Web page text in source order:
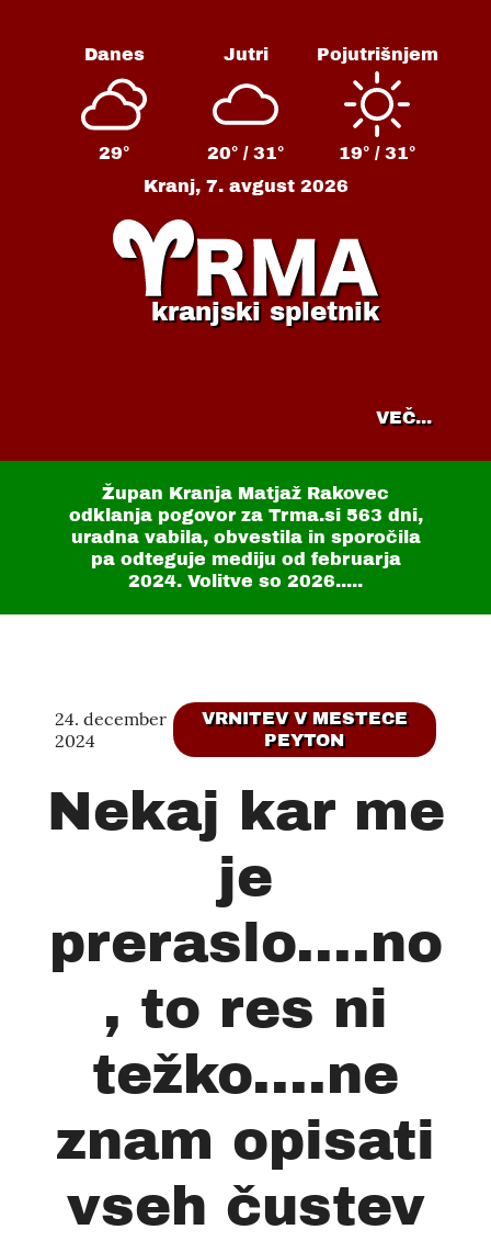
Danes
29°
Jutri
20° / 31°
Pojutrišnjem
19° / 31°
Kranj, 7. avgust 2026
kranjski spletnik
VEČ...
Župan Kranja Matjaž Rakovec
odklanja pogovor za Trma.si 563 dni,
uradna vabila, obvestila in sporočila
pa odteguje mediju od februarja
2024. Volitve so 2026.....
24. december
2024
VRNITEV V MESTECE
PEYTON
Nekaj kar me
je
preraslo....no
, to res ni
težko....ne
znam opisati
vseh čustev